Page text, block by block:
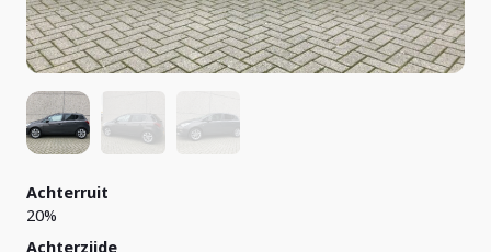
Achterruit
20%
Achterzijde